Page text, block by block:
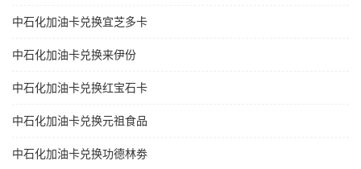
中石化加油卡兑换宜芝多卡
中石化加油卡兑换来伊份
中石化加油卡兑换红宝石卡
中石化加油卡兑换元祖食品
中石化加油卡兑换功德林劵